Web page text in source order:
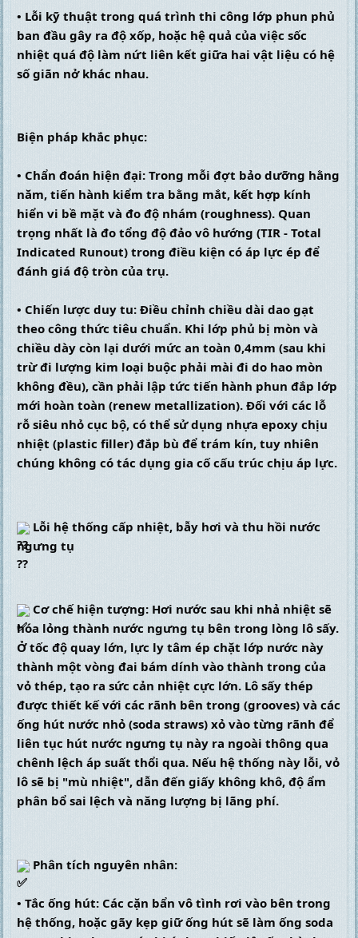
• Lỗi kỹ thuật trong quá trình thi công lớp phun phủ
ban đầu gây ra độ xốp, hoặc hệ quả của việc sốc
nhiệt quá độ làm nứt liên kết giữa hai vật liệu có hệ
số giãn nở khác nhau.
Biện pháp khắc phục:
• Chẩn đoán hiện đại: Trong mỗi đợt bảo dưỡng hằng
năm, tiến hành kiểm tra bằng mắt, kết hợp kính
hiển vi bề mặt và đo độ nhám (roughness). Quan
trọng nhất là đo tổng độ đảo vô hướng (TIR - Total
Indicated Runout) trong điều kiện có áp lực ép để
đánh giá độ tròn của trụ.
• Chiến lược duy tu: Điều chỉnh chiều dài dao gạt
theo công thức tiêu chuẩn. Khi lớp phủ bị mòn và
chiều dày còn lại dưới mức an toàn 0,4mm (sau khi
trừ đi lượng kim loại buộc phải mài đi do hao mòn
không đều), cần phải lập tức tiến hành phun đắp lớp
mới hoàn toàn (renew metallization). Đối với các lỗ
rỗ siêu nhỏ cục bộ, có thể sử dụng nhựa epoxy chịu
nhiệt (plastic filler) đắp bù để trám kín, tuy nhiên
chúng không có tác dụng gia cố cấu trúc chịu áp lực.
Lỗi hệ thống cấp nhiệt, bẫy hơi và thu hồi nước
ngưng tụ
Cơ chế hiện tượng: Hơi nước sau khi nhả nhiệt sẽ
hóa lỏng thành nước ngưng tụ bên trong lòng lô sấy.
Ở tốc độ quay lớn, lực ly tâm ép chặt lớp nước này
thành một vòng đai bám dính vào thành trong của
vỏ thép, tạo ra sức cản nhiệt cực lớn. Lô sấy thép
được thiết kế với các rãnh bên trong (grooves) và các
ống hút nước nhỏ (soda straws) xỏ vào từng rãnh để
liên tục hút nước ngưng tụ này ra ngoài thông qua
chênh lệch áp suất thổi qua. Nếu hệ thống này lỗi, vỏ
lô sẽ bị "mù nhiệt", dẫn đến giấy không khô, độ ẩm
phân bổ sai lệch và năng lượng bị lãng phí.
Phân tích nguyên nhân:
• Tắc ống hút: Các cặn bẩn vô tình rơi vào bên trong
hệ thống, hoặc gãy kẹp giữ ống hút sẽ làm ống soda